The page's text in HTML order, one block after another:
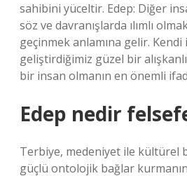
sahibini yüceltir. Edep: Diğer
söz ve davranışlarda ılımlı
geçinmek anlamına gelir. Kendi
geliştirdiğimiz güzel bir
bir insan olmanın en önemli
Edep nedir
Terbiye, medeniyet ile kültürel
güçlü ontolojik bağlar